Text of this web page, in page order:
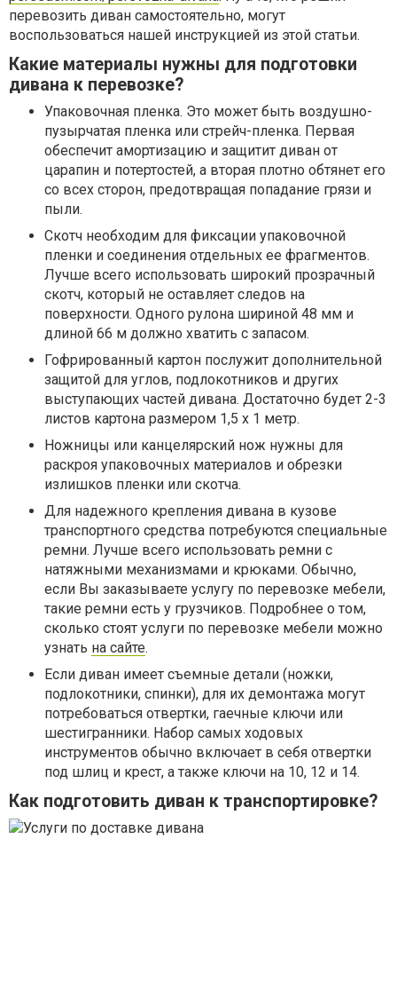
перевозить диван самостоятельно, могут
воспользоваться нашей инструкцией из этой статьи.
Какие материалы нужны для подготовки
дивана к перевозке?
Упаковочная пленка. Это может быть воздушно-
пузырчатая пленка или стрейч-пленка. Первая
обеспечит амортизацию и защитит диван от
царапин и потертостей, а вторая плотно обтянет его
со всех сторон, предотвращая попадание грязи и
пыли.
Скотч необходим для фиксации упаковочной
пленки и соединения отдельных ее фрагментов.
Лучше всего использовать широкий прозрачный
скотч, который не оставляет следов на
поверхности. Одного рулона шириной 48 мм и
длиной 66 м должно хватить с запасом.
Гофрированный картон послужит дополнительной
защитой для углов, подлокотников и других
выступающих частей дивана. Достаточно будет 2-3
листов картона размером 1,5 х 1 метр.
Ножницы или канцелярский нож нужны для
раскроя упаковочных материалов и обрезки
излишков пленки или скотча.
Для надежного крепления дивана в кузове
транспортного средства потребуются специальные
ремни. Лучше всего использовать ремни с
натяжными механизмами и крюками. Обычно,
если Вы заказываете услугу по перевозке мебели,
такие ремни есть у грузчиков. Подробнее о том,
сколько стоят услуги по перевозке мебели можно
узнать на сайте.
Если диван имеет съемные детали (ножки,
подлокотники, спинки), для их демонтажа могут
потребоваться отвертки, гаечные ключи или
шестигранники. Набор самых ходовых
инструментов обычно включает в себя отвертки
под шлиц и крест, а также ключи на 10, 12 и 14.
Как подготовить диван к транспортировке?